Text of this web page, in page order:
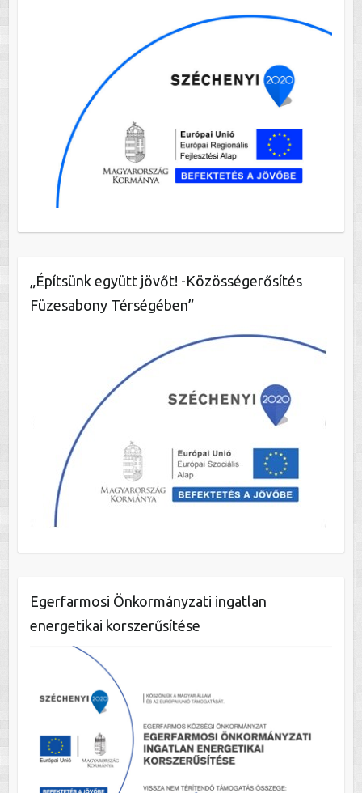
„Építsünk együtt jövőt! -Közösségerősítés
Füzesabony Térségében”
Egerfarmosi Önkormányzati ingatlan
energetikai korszerűsítése